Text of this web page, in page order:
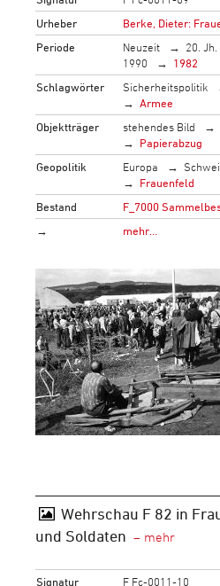
Urheber
Berke, Dieter:
Periode
Neuzeit 20. Jh.
1990
1982
Schlagwörter
Sicherheitspolitik
Armee
Objektträger
stehendes Bild
Papierabzug
Geopolitik
Europa
Frauenfeld
Bestand
F_7000
→
mehr…
Wehrschau F 82 in
und Soldaten
Signatur F Fc-0011-10